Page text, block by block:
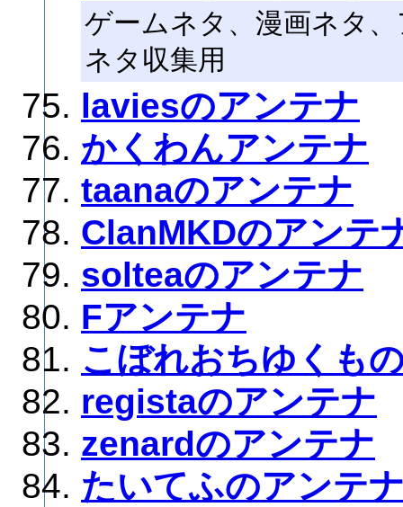
ゲームネタ、漫画ネタ
ネタ収集用
laviesのアンテナ
かくわんアンテナ
taanaのアンテナ
ClanMKDのアンテ
solteaのアンテナ
Fアンテナ
こぼれおちゆくも
registaのアンテナ
zenardのアンテナ
たいてふのアンテ